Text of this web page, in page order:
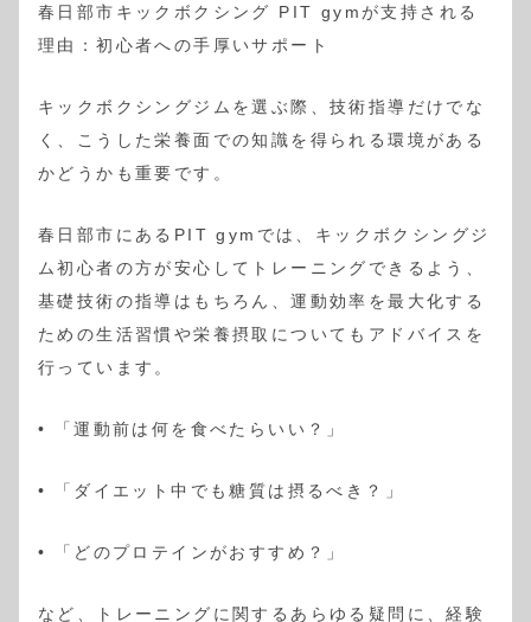
春日部市キックボクシング PIT gymが支持される
理由：初心者への手厚いサポート
キックボクシングジムを選ぶ際、技術指導だけでな
く、こうした栄養面での知識を得られる環境がある
かどうかも重要です。
春日部市にあるPIT gymでは、キックボクシングジ
ム初心者の方が安心してトレーニングできるよう、
基礎技術の指導はもちろん、運動効率を最大化する
ための生活習慣や栄養摂取についてもアドバイスを
行っています。
• 「運動前は何を食べたらいい？」
• 「ダイエット中でも糖質は摂るべき？」
• 「どのプロテインがおすすめ？」
など、トレーニングに関するあらゆる疑問に、経験